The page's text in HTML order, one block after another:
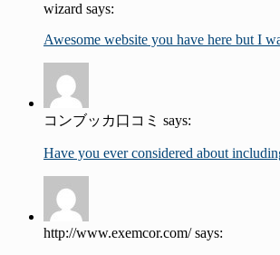
wizard says:
Awesome website you have here but I
コンブッカ口コミ says:
Have you ever considered about
http://www.exemcor.com/ says: